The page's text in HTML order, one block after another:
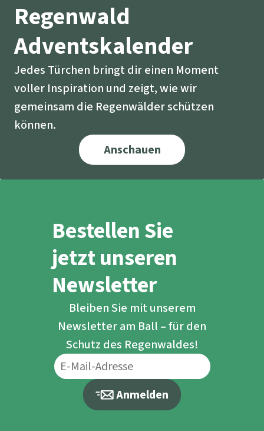
Regenwald
Adventskalender
Jedes Türchen bringt dir einen Moment
voller Inspiration und zeigt, wie wir
gemeinsam die Regenwälder schützen
können.
Anschauen
Bestellen Sie
jetzt unseren
Newsletter
Bleiben Sie mit unserem
Newsletter am Ball – für den
Schutz des Regenwaldes!
Anmelden